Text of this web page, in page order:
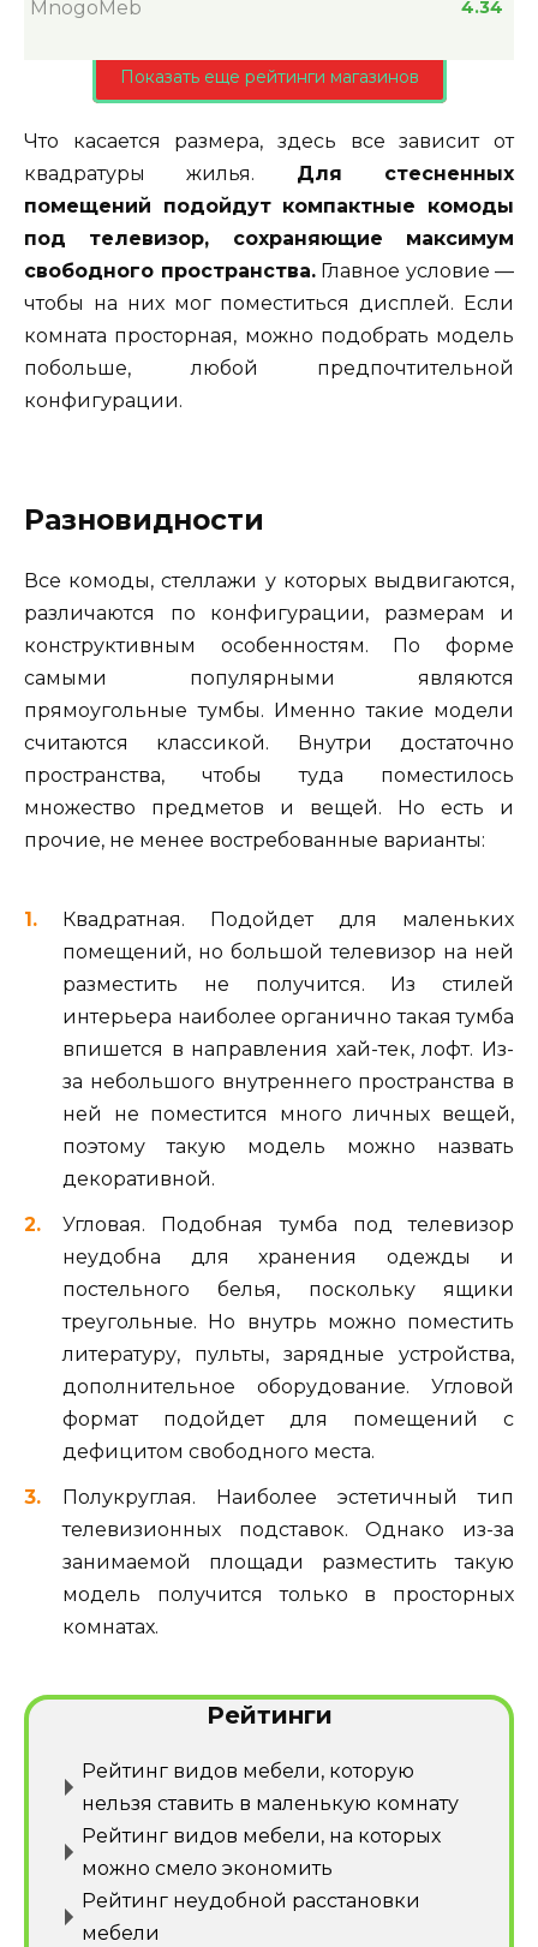
MnogoMeb 4.34
Показать еще рейтинги магазинов
Что касается размера, здесь все зависит от
квадратуры жилья. Для стесненных
помещений подойдут компактные комоды
под телевизор, сохраняющие максимум
свободного пространства.Главное условие —
чтобы на них мог поместиться дисплей. Если
комната просторная, можно подобрать модель
побольше, любой предпочтительной
конфигурации.
Разновидности
Все комоды, стеллажи у которых выдвигаются,
различаются по конфигурации, размерам и
конструктивным особенностям. По форме
самыми популярными являются
прямоугольные тумбы. Именно такие модели
считаются классикой. Внутри достаточно
пространства, чтобы туда поместилось
множество предметов и вещей. Но есть и
прочие, не менее востребованные варианты:
Квадратная. Подойдет для маленьких
помещений, но большой телевизор на ней
разместить не получится. Из стилей
интерьера наиболее органично такая тумба
впишется в направления хай-тек, лофт. Из-
за небольшого внутреннего пространства в
ней не поместится много личных вещей,
поэтому такую модель можно назвать
декоративной.
Угловая. Подобная тумба под телевизор
неудобна для хранения одежды и
постельного белья, поскольку ящики
треугольные. Но внутрь можно поместить
литературу, пульты, зарядные устройства,
дополнительное оборудование. Угловой
формат подойдет для помещений с
дефицитом свободного места.
Полукруглая. Наиболее эстетичный тип
телевизионных подставок. Однако из-за
занимаемой площади разместить такую
модель получится только в просторных
комнатах.
Рейтинги
Рейтинг видов мебели, которую
нельзя ставить в маленькую комнату
Рейтинг видов мебели, на которых
можно смело экономить
Рейтинг неудобной расстановки
мебели